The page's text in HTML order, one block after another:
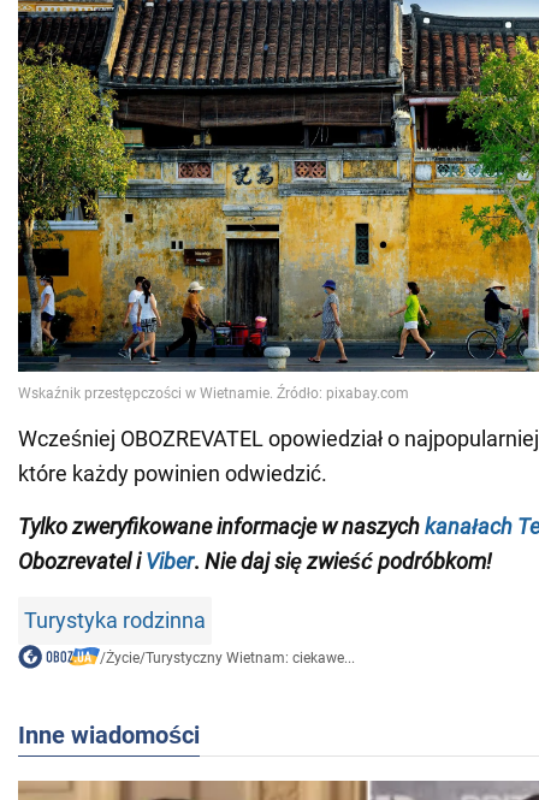
Wcześniej OBOZREVATEL opowiedział o
które każdy powinien odwiedzić.
Tylkozweryfikowane informacje w naszychkanałach
Obozrevatel iViber. Nie daj się zwieść podróbkom!
Turystyka rodzinna
/Życie/Turystyczny Wietnam: ciekawe...
Inne wiadomości